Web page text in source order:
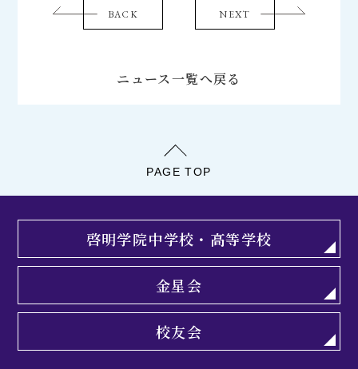
BACK NEXT
ニュース一覧へ戻る
啓明学院中学校・高等学校
金星会
校友会
PAGE TOP